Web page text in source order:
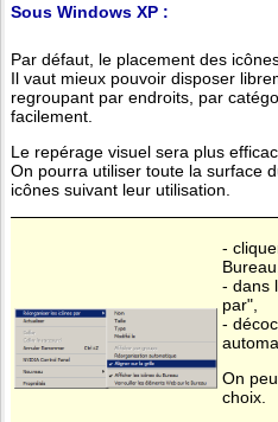
Sous Windows XP :
Par défaut, le placement des
Il vaut mieux pouvoir disposer
regroupant par endroits, par
facilement.
Le repérage visuel sera plus
On pourra utiliser toute la surface
icônes suivant leur utilisation.
-
Bureau,
- dans
par",
-
On
choix.